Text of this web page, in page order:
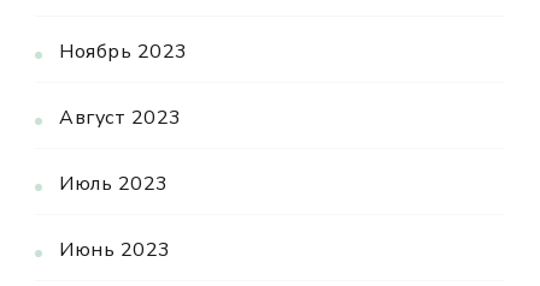
Ноябрь 2023
Август 2023
Июль 2023
Июнь 2023